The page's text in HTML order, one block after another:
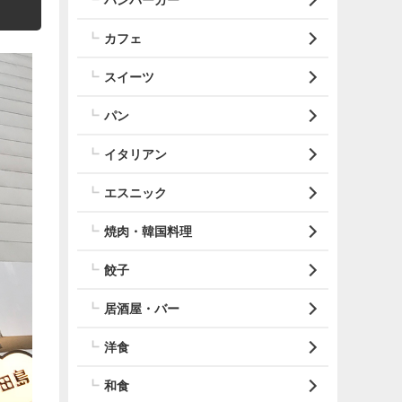
カフェ
スイーツ
パン
イタリアン
エスニック
焼肉・韓国料理
餃子
居酒屋・バー
洋食
和食